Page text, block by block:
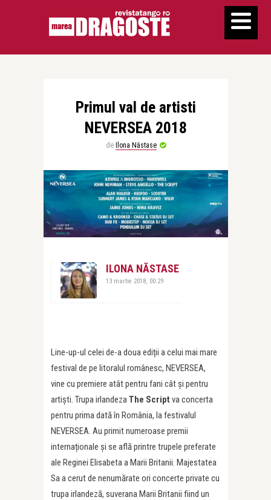
Primul val de artisti
NEVERSEA 2018
de Ilona Năstase
ILONA NĂSTASE
13 martie 2018, 00:29
Line-up-ul celei de-a doua ediții a celui mai mare
festival de pe litoralul românesc, NEVERSEA,
vine cu premiere atât pentru fani cât și pentru
artiști. Trupa irlandezaThe Script va concerta
pentru prima dată în România, la festivalul
NEVERSEA. Au primit numeroase premii
internaționale și se află printre trupele preferate
ale Reginei Elisabeta a Marii Britanii. Majestatea
Sa a cerut de nenumărate ori concerte private cu
trupa irlandeză, suverana Marii Britanii fiind un